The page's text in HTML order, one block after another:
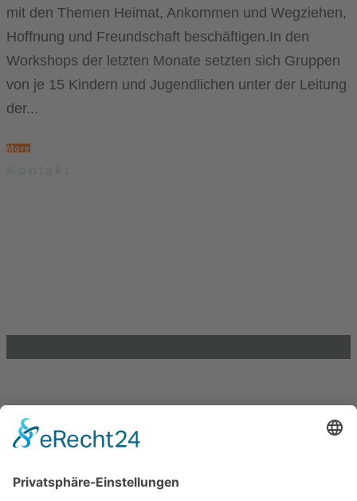
mit den Themen Heimat, Ankommen und Wegziehen,
Hoffnung und Freundschaft beschäftigen.In den
Workshops der letzten Monate setzten sich Gruppen
von je 15 Kindern und Jugendlichen unter der Leitung
der...
More
Unterstütze die .lkj) Sachsen-Anhalt durch deine
Online-Einkäufe. Ganz ohne Mehrkosten.